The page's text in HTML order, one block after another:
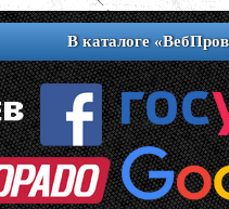
В каталоге